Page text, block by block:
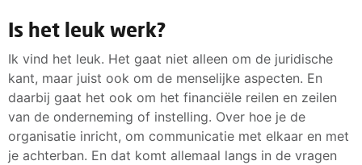
Is het leuk werk?
Ik vind het leuk. Het gaat niet alleen om de juridische
kant, maar juist ook om de menselijke aspecten. En
daarbij gaat het ook om het financiële reilen en zeilen
van de onderneming of instelling. Over hoe je de
organisatie inricht, om communicatie met elkaar en met
je achterban. En dat komt allemaal langs in de vragen